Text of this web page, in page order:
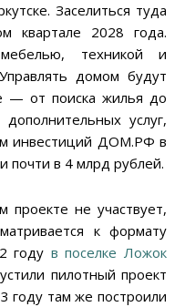
Заселиться туда
квартале 2028 года.
техникой и
домом будут
— от поиска жилья до
услуг,
инвестиций ДОМ.РФ в
почти в 4 млрд рублей.
проекте не участвует,
к формату
году в поселке Ложок
пилотный проект
году там же построили